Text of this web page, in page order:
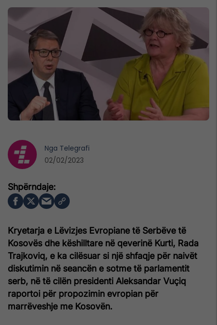
Kryetarja e Lëvizjes Evropiane të Serbëve të
Kosovës dhe këshilltare në qeverinë Kurti, Rada
Trajkoviq, e ka cilësuar si një shfaqje për naivët
diskutimin në seancën e sotme të parlamentit
serb, në të cilën presidenti Aleksandar Vuçiq
raportoi për propozimin evropian për
marrëveshje me Kosovën.
Nga Telegrafi
02/02/2023